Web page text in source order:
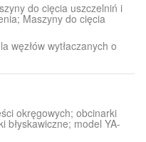
do cięcia uszczelniń i
Maszyny do cięcia
węzłów wytłaczanych o
okręgowych; obcinarki
błyskawiczne; model YA-